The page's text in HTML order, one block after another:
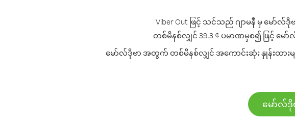
Viber Out ဖြင့် သင်သည် ဂျာမနီ မှ မော်
တစ်မိနစ်လျှင် 39.3 ¢ ပမာဏမှစ၍ ဖြင့် မ
မော်လ်ဒိုဗာ အတွက် တစ်မိနစ်လျှင် အကောင်းဆုံး နှုန်းထား
မော်လ်ဒို